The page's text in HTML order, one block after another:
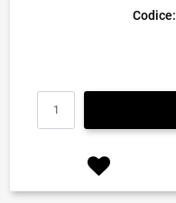
Codice: